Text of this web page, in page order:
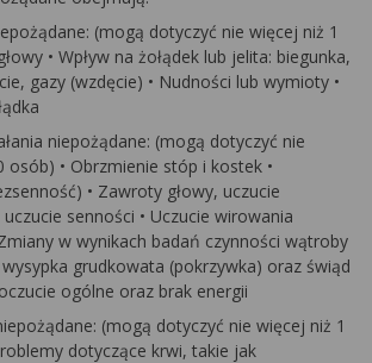
(mogą dotyczyć nie więcej niż 1
• Wpływ na żołądek lub jelita: biegunka,
gazy (wzdęcie) • Nudności lub wymioty •
niepożądane: (mogą dotyczyć nie
osób) • Obrzmienie stóp i kostek •
• Zawroty głowy, uczucie
senności • Uczucie wirowania
w wynikach badań czynności wątroby
wysypka grudkowata (pokrzywka) oraz świąd
ogólne oraz brak energii
(mogą dotyczyć nie więcej niż 1
dotyczące krwi, takie jak